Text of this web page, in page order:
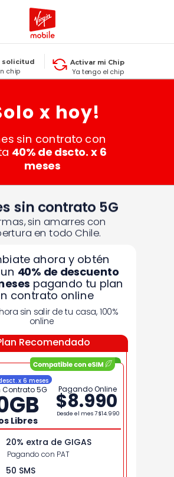
ahora y obtén
40% dedescuento
pagando tu plan
contrato online
sin salir de tu casa, 100%
online
Recomendado
GB
Libres
$8.990
Contrato 5G Pagando Online
Desde el mes 7$14.990
50 SMS
x 6 meses
20% extra de GIGAS
Pagando con PAT
sin contrato 5G
sin amarres con
en todo Chile.
solicitud Activar mi Chip
Ya tengo el chip
chip
x hoy!
sin contrato con
40% de dscto. x 6
meses